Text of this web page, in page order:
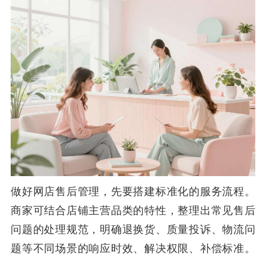
做好网店售后管理，先要搭建标准化的服务流程。
商家可结合店铺主营品类的特性，整理出常见售后
问题的处理规范，明确退换货、质量投诉、物流问
题等不同场景的响应时效、解决权限、补偿标准。